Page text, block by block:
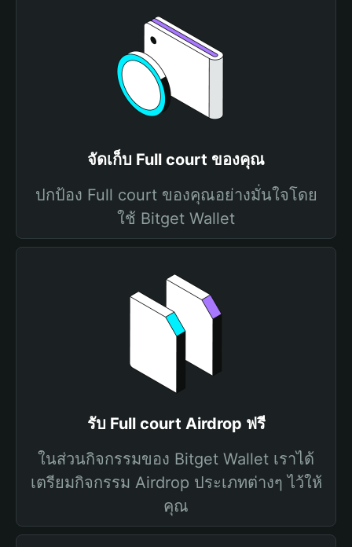
จัดเก็บ Full court ของคุณ
ปกป้อง Full court ของคุณอย่างมั่นใจโดย
ใช้ Bitget Wallet
รับ Full court Airdrop ฟรี
ในส่วนกิจกรรมของ Bitget Wallet เราได้
เตรียมกิจกรรม Airdrop ประเภทต่างๆ ไว้ให้
คุณ